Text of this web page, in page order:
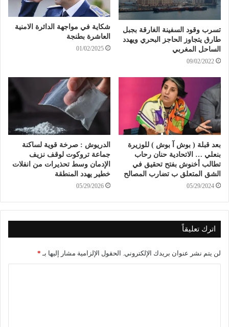
تسرب وقود السفينة الغارقة بجبل
طارق يتجاوز الحاجز البحري ويهدد
الساحل المغربي
09/02/2022
شكاية في مواجهة الدائرة الامنية
العاشرة بطنجة
01/02/2025
بعد قبلة ( بوش آ بوش ) للوزيرة
بنعلي … الاتحادية حنان رحاب
تطالب أخنوش بفتح تحقيق في
الشق المتعلق ب تضارب المصالح
05/29/2024
الدريوش : صرخة قوية لساكنة
جماعة تروكوت لوقف نزيف
الإدمان وسط تحذيرات من انفلات
خطير يهدد المنطقة
05/29/2026
اترك تعليقاً
لن يتم نشر عنوان بريدك الإلكتروني. الحقول الإلزامية مشار إليها بـ *